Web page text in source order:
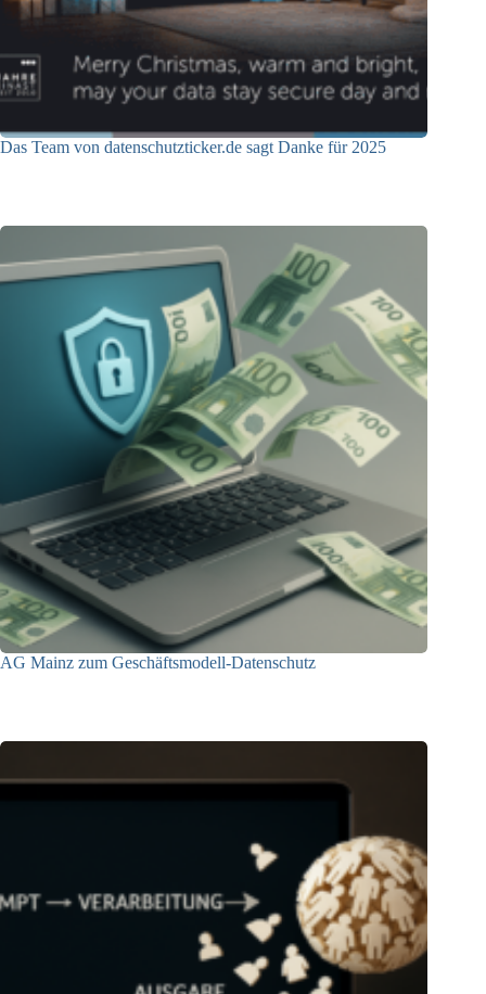
Das Team von datenschutzticker.de sagt Danke für 2025
AG Mainz zum Geschäftsmodell-Datenschutz